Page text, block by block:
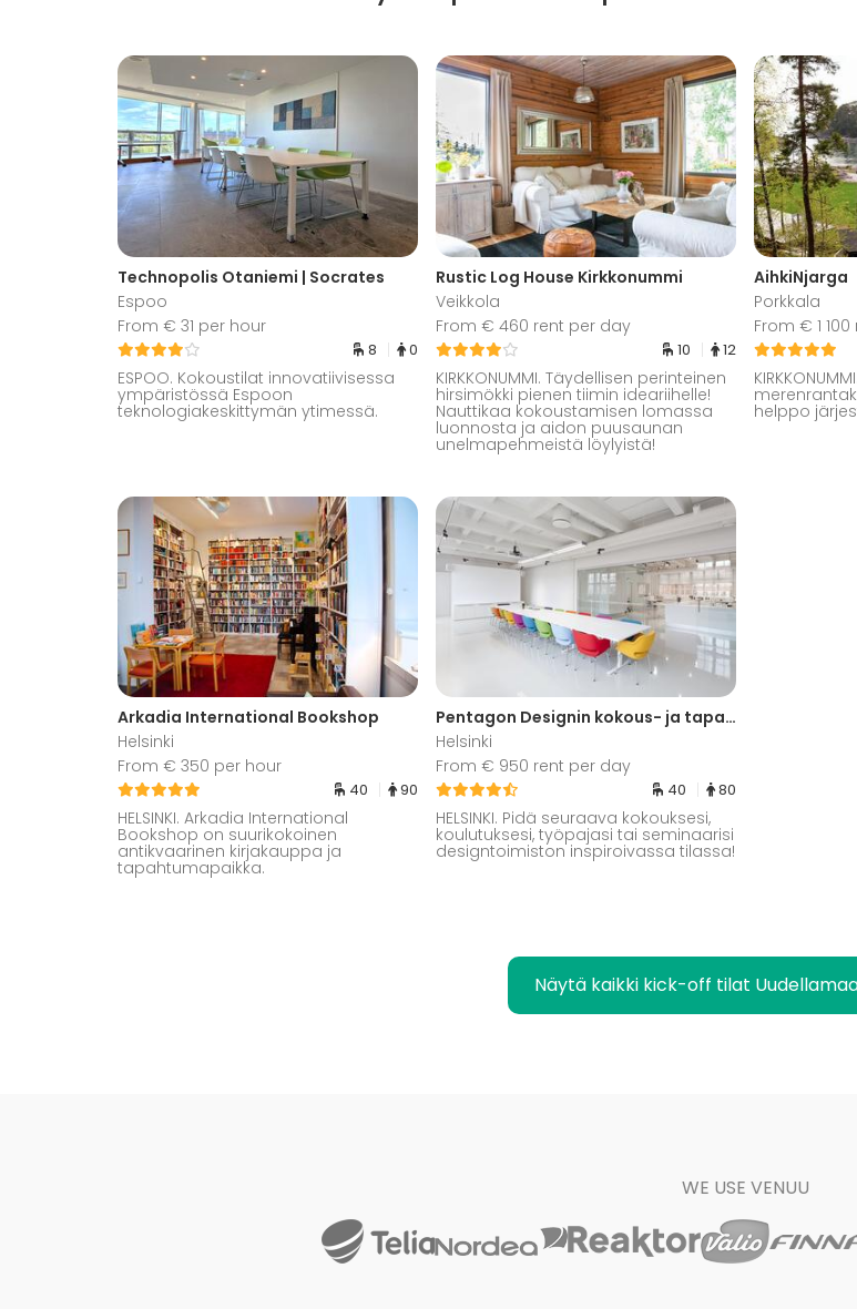
Technopolis Otaniemi | Socrates
Espoo
From € 31 per hour
8 0
ESPOO. Kokoustilat innovatiivisessa
ympäristössä Espoon
teknologiakeskittymän ytimessä.
Rustic Log House Kirkkonummi
Veikkola
From € 460 rent per day
10 12
KIRKKONUMMI. Täydellisen perinteinen
hirsimökki pienen tiimin ideariihelle!
Nauttikaa kokoustamisen lomassa
luonnosta ja aidon puusaunan
unelmapehmeistä löylyistä!
AihkiNjarga
Porkkala
From € 1
helppo
Arkadia International Bookshop
Helsinki
From € 350 per hour
40 90
HELSINKI. Arkadia International
Bookshop on suurikokoinen
antikvaarinen kirjakauppa ja
tapahtumapaikka.
Pentagon Designin kokous- ja tapahtumatila
Helsinki
From € 950 rent per day
40 80
HELSINKI. Pidä seuraava kokouksesi,
koulutuksesi, työpajasi tai seminaarisi
designtoimiston inspiroivassa tilassa!
Näytä kaikki kick-off tilat
WE USE VENUU